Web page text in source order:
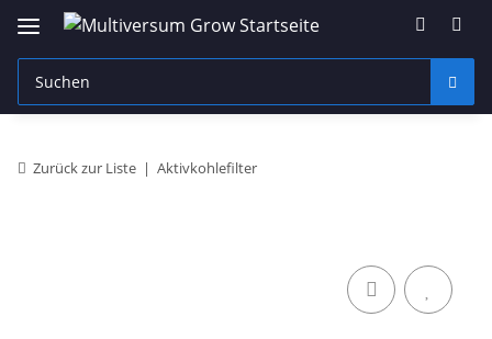
Zurück zur Liste Aktivkohlefilter